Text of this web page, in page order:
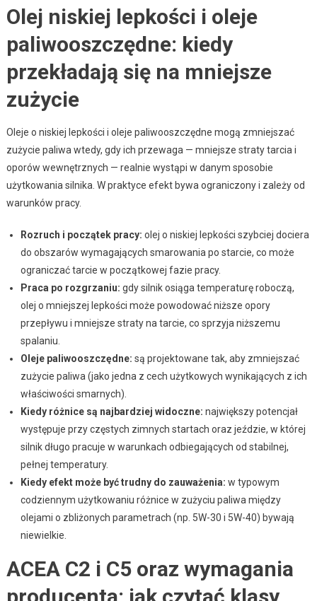
Olej niskiej lepkości i oleje
paliwooszczędne: kiedy
przekładają się na mniejsze
zużycie
Oleje o niskiej lepkości i oleje paliwooszczędne mogą zmniejszać
zużycie paliwa wtedy, gdy ich przewaga — mniejsze straty tarcia i
oporów wewnętrznych — realnie wystąpi w danym sposobie
użytkowania silnika. W praktyce efekt bywa ograniczony i zależy od
warunków pracy.
Rozruch i początek pracy: olej o niskiej lepkości szybciej dociera
do obszarów wymagających smarowania po starcie, co może
ograniczać tarcie w początkowej fazie pracy.
Praca po rozgrzaniu: gdy silnik osiąga temperaturę roboczą,
olej o mniejszej lepkości może powodować niższe opory
przepływu i mniejsze straty na tarcie, co sprzyja niższemu
spalaniu.
Oleje paliwooszczędne: są projektowane tak, aby zmniejszać
zużycie paliwa (jako jedna z cech użytkowych wynikających z ich
właściwości smarnych).
Kiedy różnice są najbardziej widoczne: największy potencjał
występuje przy częstych zimnych startach oraz jeździe, w której
silnik długo pracuje w warunkach odbiegających od stabilnej,
pełnej temperatury.
Kiedy efekt może być trudny do zauważenia: w typowym
codziennym użytkowaniu różnice w zużyciu paliwa między
olejami o zbliżonych parametrach (np. 5W-30 i 5W-40) bywają
niewielkie.
ACEA C2 i C5 oraz wymagania